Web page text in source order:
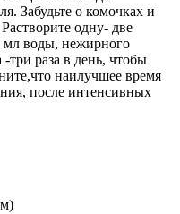
Забудьте о комочках и
одну- две
воды, нежирного
раза в день, чтобы
наилучшее время
после интенсивных